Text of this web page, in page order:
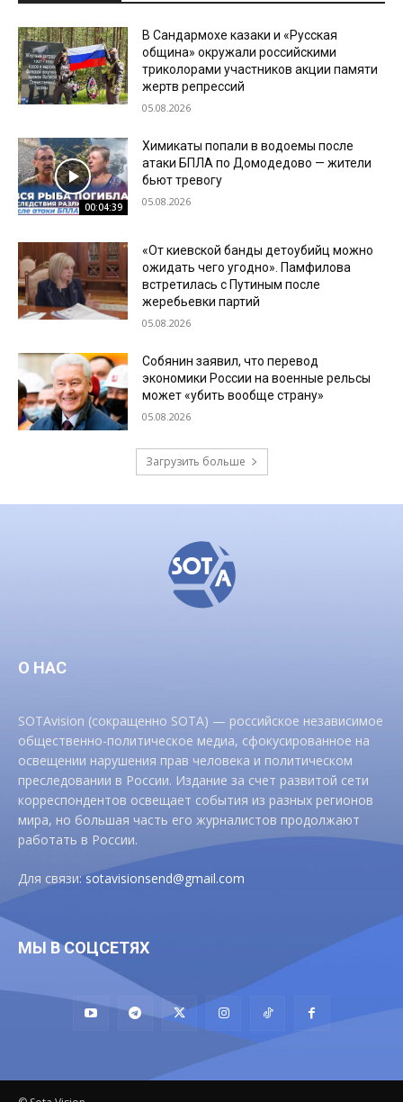
В Сандармохе казаки и «Русская
община» окружали российскими
триколорами участников акции памяти
жертв репрессий
05.08.2026
00:04:39
Химикаты попали в водоемы после
атаки БПЛА по Домодедово — жители
бьют тревогу
05.08.2026
«От киевской банды детоубийц можно
ожидать чего угодно». Памфилова
встретилась с Путиным после
жеребьевки партий
05.08.2026
Собянин заявил, что перевод
экономики России на военные рельсы
может «убить вообще страну»
05.08.2026
Загрузить больше
О НАС
SOTAvision (сокращенно SOTA) — российское независимое
общественно-политическое медиа, сфокусированное на
освещении нарушения прав человека и политическом
преследовании в России. Издание за счет развитой сети
корреспондентов освещает события из разных регионов
мира, но большая часть его журналистов продолжают
работать в России.
Для связи:sotavisionsend@gmail.com
МЫ В СОЦСЕТЯХ